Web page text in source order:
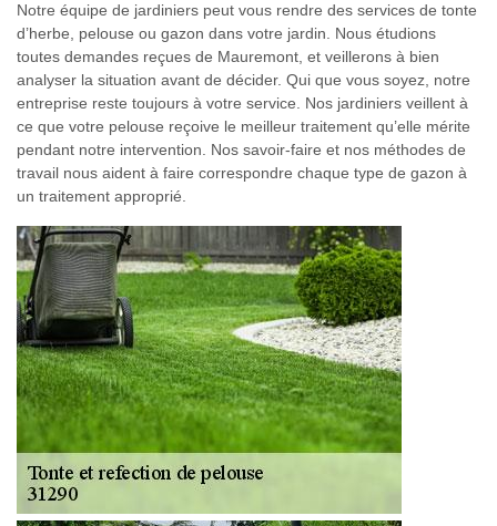
Notre équipe de jardiniers peut vous rendre des services de tonte
d’herbe, pelouse ou gazon dans votre jardin. Nous étudions
toutes demandes reçues de Mauremont, et veillerons à bien
analyser la situation avant de décider. Qui que vous soyez, notre
entreprise reste toujours à votre service. Nos jardiniers veillent à
ce que votre pelouse reçoive le meilleur traitement qu’elle mérite
pendant notre intervention. Nos savoir-faire et nos méthodes de
travail nous aident à faire correspondre chaque type de gazon à
un traitement approprié.